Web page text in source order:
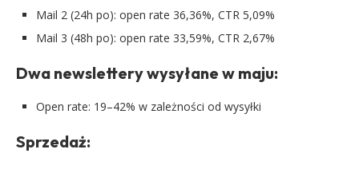
Mail 2 (24h po): open rate 36,36%, CTR 5,09%
Mail 3 (48h po): open rate 33,59%, CTR 2,67%
Dwa newslettery wysyłane w maju:
Open rate: 19–42% w zależności od wysyłki
Sprzedaż: